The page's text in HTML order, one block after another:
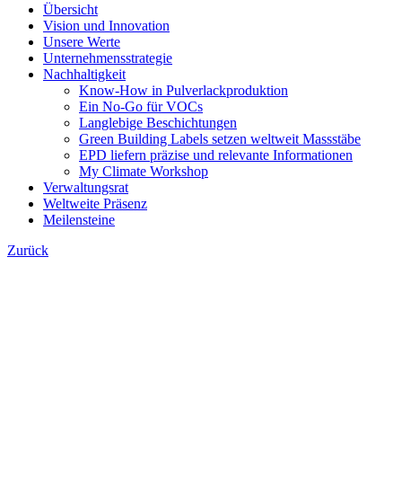
Übersicht
Vision und Innovation
Unsere Werte
Unternehmensstrategie
Nachhaltigkeit
Know-How in Pulverlackproduktion
Ein No-Go für VOCs
Langlebige Beschichtungen
Green Building Labels setzen weltweit Massstäbe
EPD liefern präzise und relevante Informationen
My Climate Workshop
Verwaltungsrat
Weltweite Präsenz
Meilensteine
Zurück